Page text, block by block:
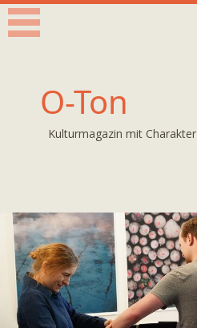
O-Ton
Kulturmagazin mit Charakter